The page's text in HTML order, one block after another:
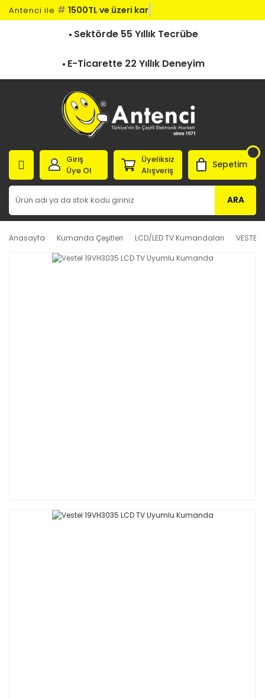
Antenci ile # 1500TL ve üzeri kargo
Sektörde 55 Yıllık Tecrübe
E-Ticarette 22 Yıllık Deneyim
ARA
Giriş
Üye Ol
Üyeliksiz
Alışveriş
Sepetim
Anasayfa Kumanda Çeşitleri LCD/LED TV Kumandaları VESTEL